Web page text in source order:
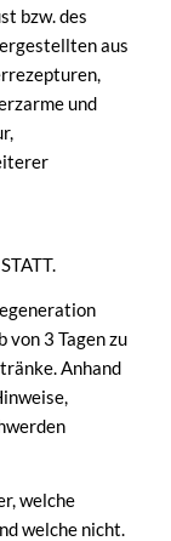
bzw. des
aus
und
3 Tagen zu
Anhand
welche
welche nicht.